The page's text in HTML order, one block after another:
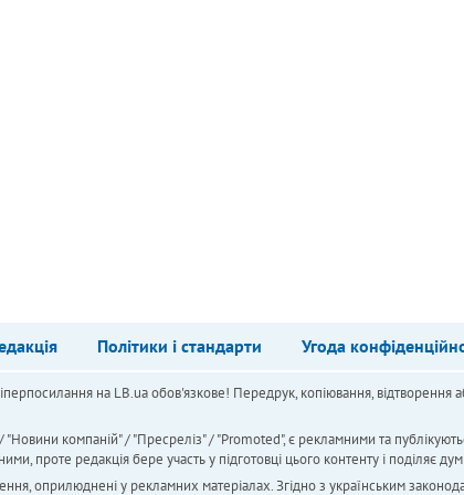
Політики і стандарти Угода
на LB.ua обов'язкове! Передрук, копіювання, відтворення
"Новини компаній" / "Пресреліз" / "Promoted", є рекламними та
редакція бере участь у підготовці цього контенту і поділяє
оприлюднені у рекламних матеріалах. Згідно з українським